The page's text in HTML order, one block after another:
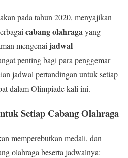
pada tahun 2020, menyajikan
cabang olahraga yang
mengenai jadwal
penting bagi para penggemar
jadwal pertandingan untuk setiap
dalam Olimpiade kali ini.
Setiap Cabang Olahraga
memperebutkan medali, dan
olahraga beserta jadwalnya: